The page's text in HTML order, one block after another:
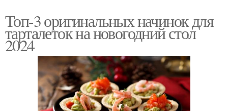
Топ-3 оригинальных начинок для
тарталеток на новогодний стол
2024